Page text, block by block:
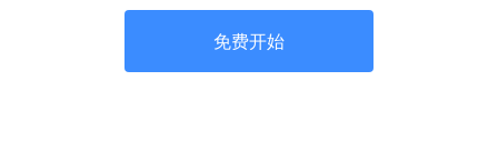
免费开始